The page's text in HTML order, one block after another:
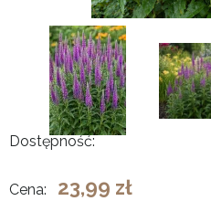
Dostępność:
Cena: 23,99 zł